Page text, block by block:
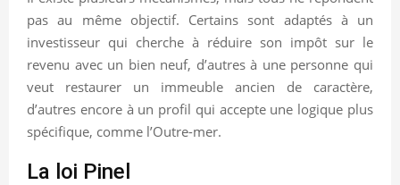
pas au même objectif. Certains sont adaptés à un
investisseur qui cherche à réduire son impôt sur le
revenu avec un bien neuf, d’autres à une personne qui
veut restaurer un immeuble ancien de caractère,
d’autres encore à un profil qui accepte une logique plus
spécifique, comme l’Outre-mer.
La loi Pinel